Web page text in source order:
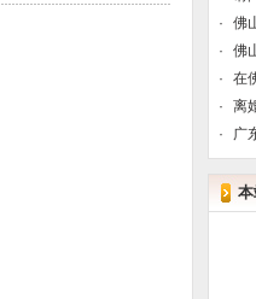
·
佛
·
佛
·
在
·
离
·
广